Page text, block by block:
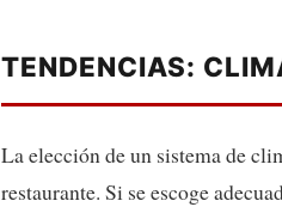
TENDENCIAS:
La elección de un sistema de
restaurante. Si se escoge